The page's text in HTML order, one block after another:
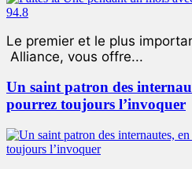
Le premier et le plus
Alliance, vous offre...
Un saint patron des
pourrez toujours l’invoquer